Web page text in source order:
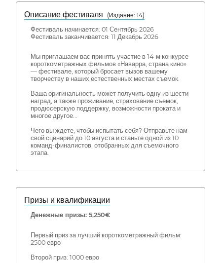
Описание фестиваля
( Издание: 14)
Фестиваль начинается: 01 Сентябрь 2026
Фестиваль заканчивается: 11 Декабрь 2026
Мы приглашаем вас принять участие в 14-м конкурсе
короткометражных фильмов «Наварра, страна кино»
— фестивале, который бросает вызов вашему
творчеству в наших естественных местах съемок.
Ваша оригинальность может получить одну из шести
наград, а также проживание, страхование съемок,
продюсерскую поддержку, возможности проката и
многое другое...
Чего вы ждете, чтобы испытать себя? Отправьте нам
свой сценарий до 10 августа и станьте одной из 10
команд-финалистов, отобранных для съемочного
этапа.
Призы и квалификации
Денежные призы: 5,250€
Первый приз за лучший короткометражный фильм:
2500 евро
Второй приз: 1000 евро